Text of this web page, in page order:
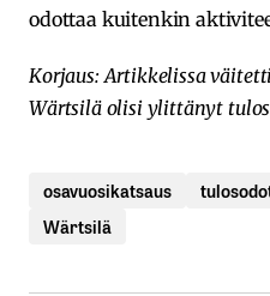
odottaa kuitenkin
Korjaus: Artikkelissa
Wärtsilä olisi ylittänyt
osavuosikatsaus
Wärtsilä